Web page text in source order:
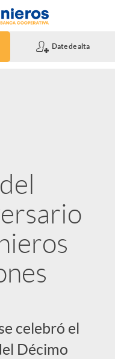
Date de alta
celebró el
Décimo